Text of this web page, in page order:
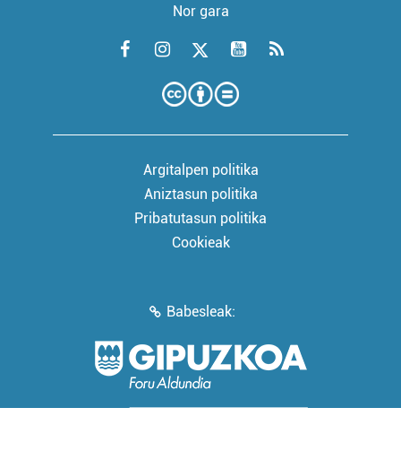
Nor gara
Argitalpen politika
Aniztasun politika
Pribatutasun politika
Cookieak
Babesleak: